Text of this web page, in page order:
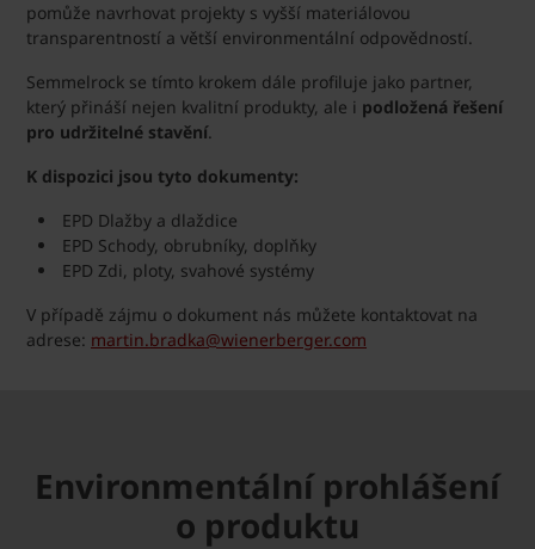
pomůže navrhovat projekty s vyšší materiálovou
transparentností a větší environmentální odpovědností.
Semmelrock se tímto krokem dále profiluje jako partner,
který přináší nejen kvalitní produkty, ale i podložená řešení
pro udržitelné stavění.
K dispozici jsou tyto dokumenty:
EPD Dlažby a dlaždice
EPD Schody, obrubníky, doplňky
EPD Zdi, ploty, svahové systémy
V případě zájmu o dokument nás můžete kontaktovat na
adrese: martin.bradka@wienerberger.com
Environmentální prohlášení
o produktu